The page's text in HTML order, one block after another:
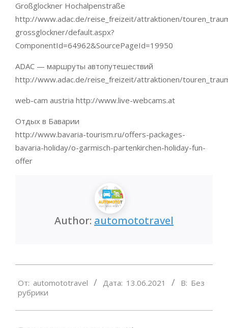
Großglockner Hochalpenstraße
http://www.adac.de/reise_freizeit/attraktionen/
grossglockner/default.aspx?
ComponentId=64962&SourcePageId=19950
ADAC — маршруты автопутешествий
http://www.adac.de/reise_freizeit/attraktionen/
web-cam austria http://www.live-webcams.at
Отдых в Баварии
http://www.bavaria-tourism.ru/offers-packages-
bavaria-holiday/o-garmisch-partenkirchen-holiday-fun-
offer
Author: automototravel
06-
13
От: automototravel Дата: 13.06.2021 В: Без
рубрики